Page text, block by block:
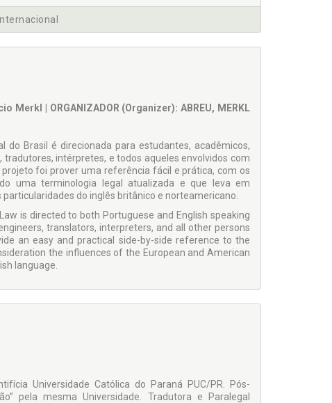
Merkl | ORGANIZADOR (Organizer): ABREU, MERKL
do Brasil é direcionada para estudantes, acadêmicos,
intérpretes, e todos aqueles envolvidos com
foi prover uma referência fácil e prática, com os
uma terminologia legal atualizada e que leva em
do inglês britânico e norteamericano.
is directed to both Portuguese and English speaking
translators, interpreters, and all other persons
an easy and practical side-by-side reference to the
the influences of the European and American
language.
Universidade Católica do Paraná PUC/PR. Pós-
pela mesma Universidade. Tradutora e Paralegal